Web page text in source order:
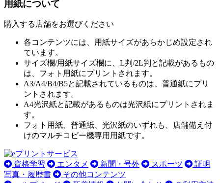
用紙について
購入する店舗をお選びください
各コンテンツには、用紙サイズがあらかじめ設定され
ています。
サイズ欄/用紙サイズ欄に、L判/2L判と記載があるもの
は、フォト用紙にプリントされます。
A3/A4/B4/B5と記載されているものは、普通紙にプリ
ントされます。
A4光沢紙と記載があるものは光沢紙にプリントされま
す。
フォト用紙、普通紙、光沢紙のいずれも、店舗備え付
けのマルチコピー機専用用紙です。
資格学習 エンタメ 新聞・号外 スポーツ
証明
写真・履歴書
その他コンテンツ